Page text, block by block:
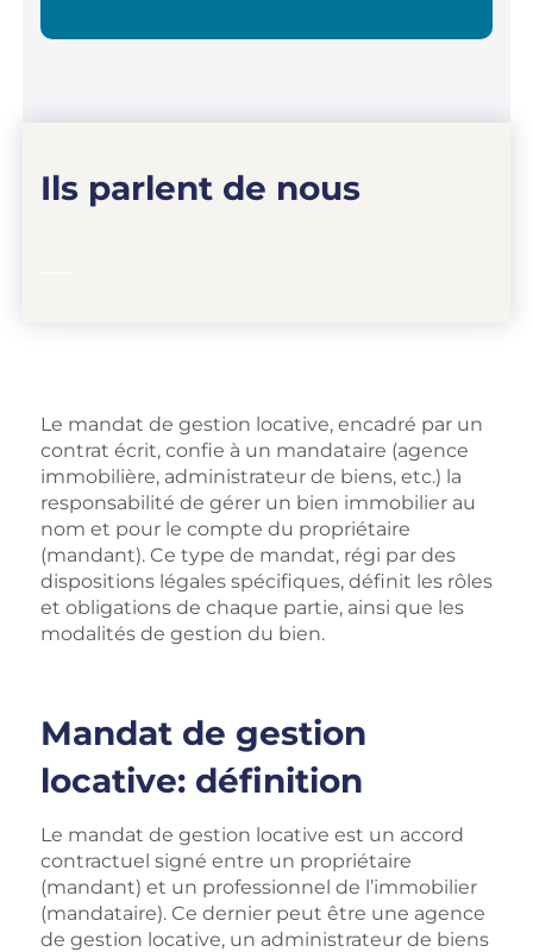
Ils parlent de nous
Le mandat de gestion locative, encadré par un
contrat écrit, confie à un mandataire (agence
immobilière, administrateur de biens, etc.) la
responsabilité de gérer un bien immobilier au
nom et pour le compte du propriétaire
(mandant). Ce type de mandat, régi par des
dispositions légales spécifiques, définit les rôles
et obligations de chaque partie, ainsi que les
modalités de gestion du bien.
Mandat de gestion
locative: définition
Le mandat de gestion locative est un accord
contractuel signé entre un propriétaire
(mandant) et un professionnel de l’immobilier
(mandataire). Ce dernier peut être une agence
de gestion locative, un administrateur de biens